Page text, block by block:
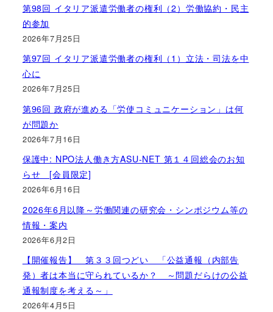
第98回 イタリア派遣労働者の権利（2）労働協約・民主
的参加
2026年7月25日
第97回 イタリア派遣労働者の権利（1）立法・司法を中
心に
2026年7月25日
第96回 政府が進める「労使コミュニケーション」は何
が問題か
2026年7月16日
保護中: NPO法人働き方ASU-NET 第１４回総会のお知
らせ [会員限定]
2026年6月16日
2026年6月以降～労働関連の研究会・シンポジウム等の
情報・案内
2026年6月2日
【開催報告】 第３３回つどい 「公益通報（内部告
発）者は本当に守られているか？ ～問題だらけの公益
通報制度を考える～」
2026年4月5日